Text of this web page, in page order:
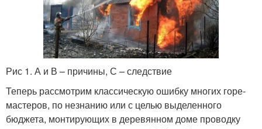
Рис 1. А и В – причины, С – следствие
Теперь рассмотрим классическую ошибку многих горе-
мастеров, по незнанию или с целью выделенного
бюджета, монтирующих в деревянном доме проводку